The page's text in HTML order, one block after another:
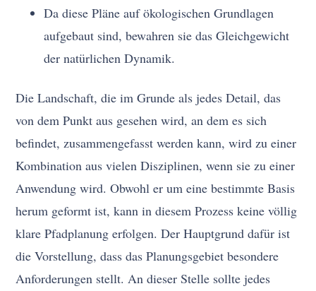
Da diese Pläne auf ökologischen Grundlagen
aufgebaut sind, bewahren sie das Gleichgewicht
der natürlichen Dynamik.
Die Landschaft, die im Grunde als jedes Detail, das
von dem Punkt aus gesehen wird, an dem es sich
befindet, zusammengefasst werden kann, wird zu einer
Kombination aus vielen Disziplinen, wenn sie zu einer
Anwendung wird. Obwohl er um eine bestimmte Basis
herum geformt ist, kann in diesem Prozess keine völlig
klare Pfadplanung erfolgen. Der Hauptgrund dafür ist
die Vorstellung, dass das Planungsgebiet besondere
Anforderungen stellt. An dieser Stelle sollte jedes